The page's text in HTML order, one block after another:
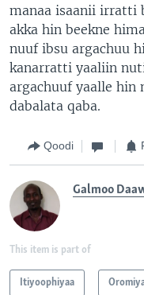
manaa isaanii irratti
akka hin beekne
nuuf ibsu argachuu
kanarratti yaaliin
argachuuf yaalle hin
dabalata qaba.
Qoodi
Galmoo
This item is part of
Itiyoophiyaa